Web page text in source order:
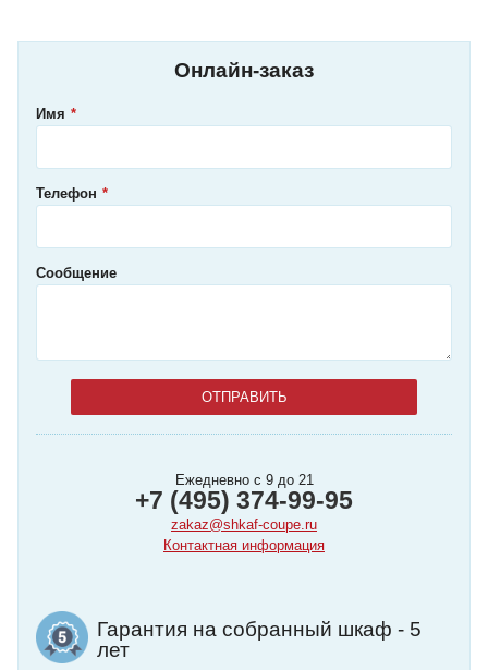
Онлайн-заказ
Имя
Телефон
Сообщение
Ежедневно с 9 до 21
+7 (495) 374-99-95
zakaz@shkaf-coupe.ru
Контактная информация
Гарантия на собранный шкаф - 5
лет